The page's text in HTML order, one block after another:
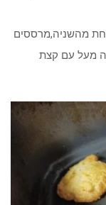
במרחק של כ-1 ס"מ האחת מהשניה,מרססים
מעל עם קצת